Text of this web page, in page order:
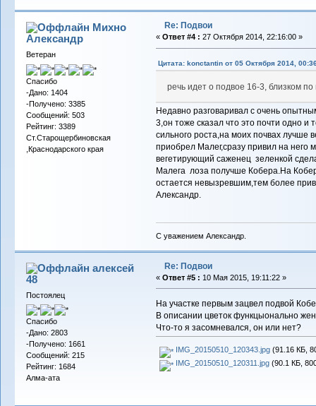
Михно
Александр
Ветеран
Спасибо
-Дано: 1404
-Получено: 3385
Сообщений: 503
Рейтинг: 3389
Ст.Старощербиновская
,Краснодарского края
Re: Подвои
« Ответ #4 : 27 Октября 2014, 22:16:00 »
Цитата: konctantin от 05 Октября 2014,
речь идет о подвое 16-3, близком
Недавно разговаривал с очень
3,он тоже сказал что это почти одно
сильного роста,на моих почвах лучше
приобрел Малег,сразу привил на него
вегетирующий саженец зеленкой
Малега лоза получше Кобера.На
остается невызревшим,тем более
Александр.
С уважением Александр.
алексей
48
Постоялец
Спасибо
-Дано: 2803
-Получено: 1661
Сообщений: 215
Рейтинг: 1684
Алма-ата
Re: Подвои
« Ответ #5 : 10 Мая 2015, 19:11:22 »
На участке первым зацвел подвой
В описании цветок функцыонально
Что-то я засомневался, он или нет?
IMG_20150510_120343.jpg(91.16 КБ,
IMG_20150510_120311.jpg(90.1 КБ,